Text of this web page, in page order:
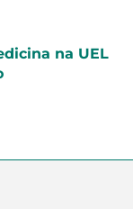
na UEL